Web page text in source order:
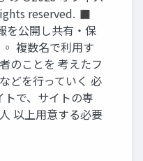
reserved. ◼
公開し共有・保
複数名で利用す
のことを 考えたフ
どを行っていく 必
で、サイトの専
以上用意する必要